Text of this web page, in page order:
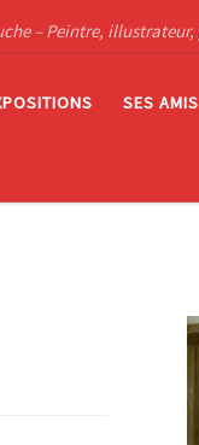
– Peintre,
SES AMIS